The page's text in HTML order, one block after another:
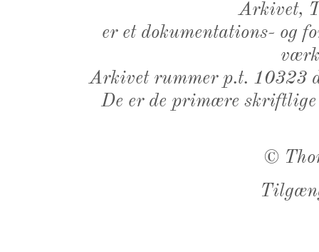
Arkivet,
er et dokumentations- og
Arkivet rummer p.t. 10323
De er de primære
©